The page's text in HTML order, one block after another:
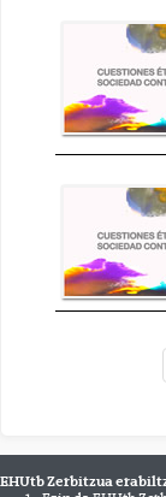
EHUtb Zerbitzua